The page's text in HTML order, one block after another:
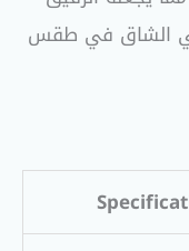
الشاق في طقس